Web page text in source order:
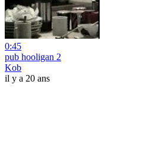
0:45
pub hooligan 2
Kob
il y a 20 ans